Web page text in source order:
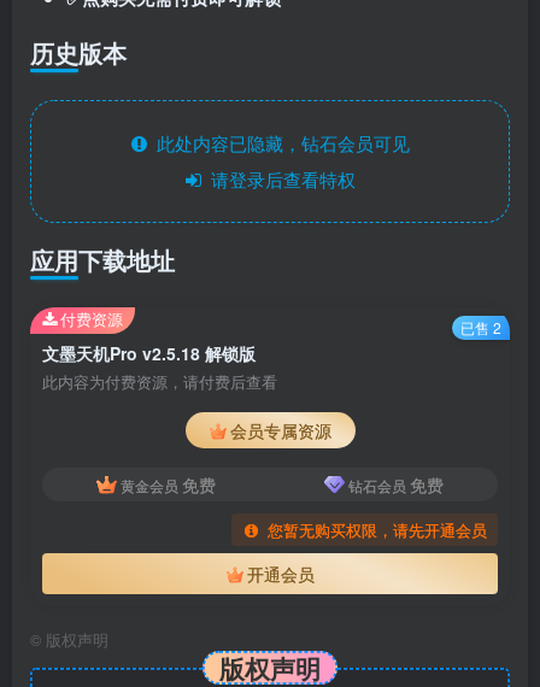
历史版本
此处内容已隐藏，钻石会员可见
请登录后查看特权
应用下载地址
文墨天机Pro v2.5.18 解锁版
此内容为付费资源，请付费后查看
会员专属资源
黄金会员 免费 钻石会员 免费
您暂无购买权限，请先开通会员
开通会员
付费资源 已售 2
© 版权声明
版权声明